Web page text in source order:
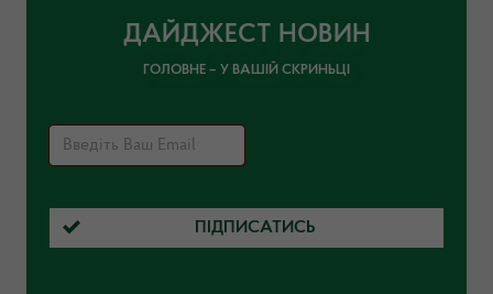
ДАЙДЖЕСТ НОВИН
ГОЛОВНЕ – У ВАШІЙ СКРИНЬЦІ
ПІДПИСАТИСЬ